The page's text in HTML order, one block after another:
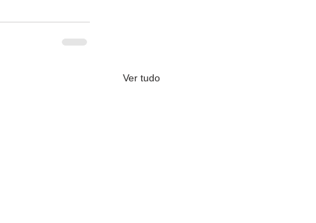
Ver tudo